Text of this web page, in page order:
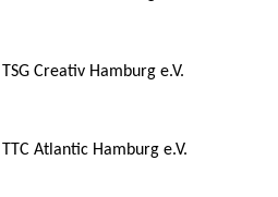
TSG Creativ Hamburg e.V.
TTC Atlantic Hamburg e.V.